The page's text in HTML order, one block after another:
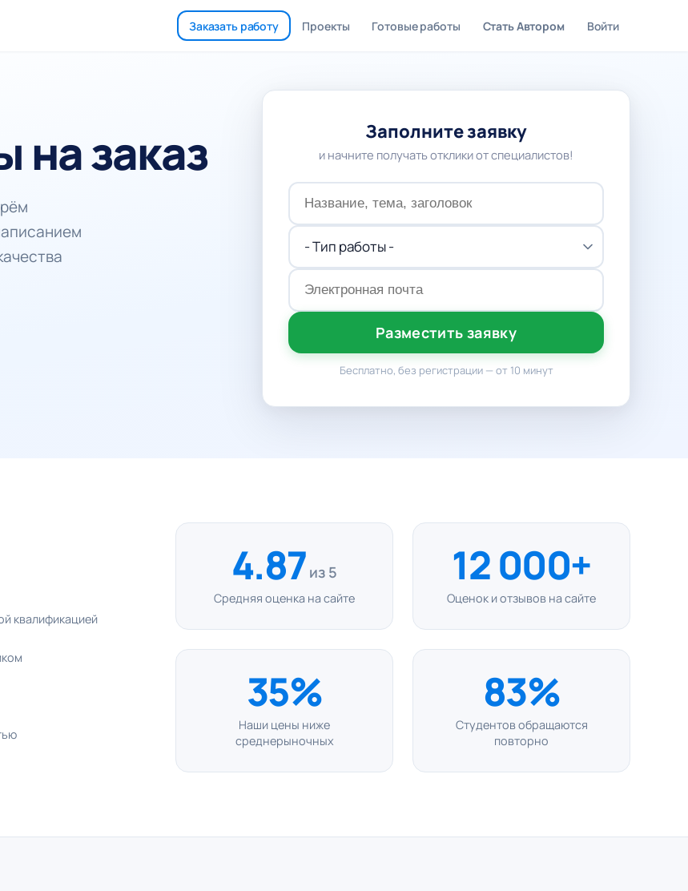
Заказать работу Проекты Готовые работы Стать Автором Войти
на заказ Заполните заявку
и начните получать отклики от специалистов!
Разместить заявку
Бесплатно, без регистрации — от 10 минут
квалификацией
4.87 из 5
Средняя оценка на сайте
12 000+
Оценок и отзывов на сайте
35%
Наши цены ниже
среднерыночных
83%
Студентов обращаются
повторно